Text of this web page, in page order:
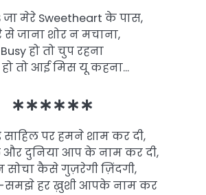
जा मेरे Sweetheart के पास,
से जाना शोर न मचाना,
Busy हो तो चुप रहना
हो तो आई मिस यू कहना…
∗∗∗∗∗∗
पर हमने शाम कर दी,
और दुनिया आप के नाम कर दी,
सोचा कैसे गुज़रेगी ज़िंदगी,
समझे हर ख़ुशी आपके नाम कर